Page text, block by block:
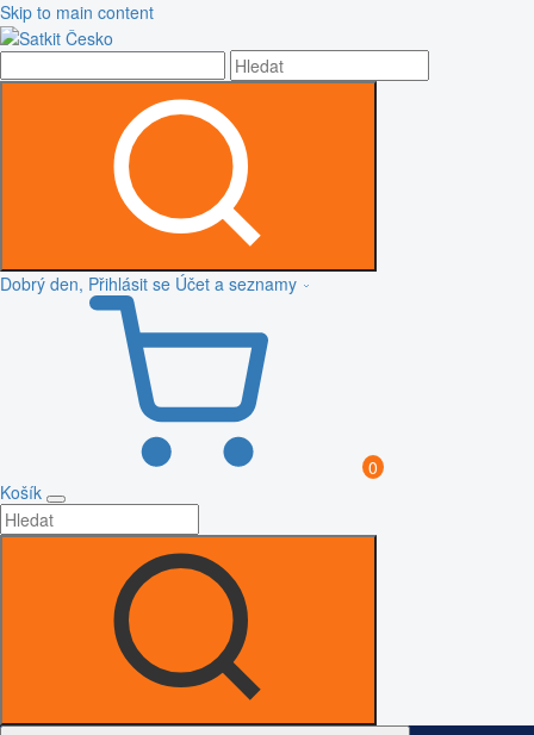
Skip to main content
Dobrý den, Přihlásit se Účet a seznamy
0
Košík